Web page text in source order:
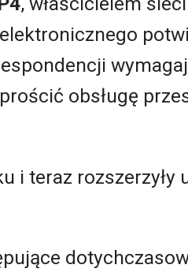
obsługę
i teraz rozszerzyły